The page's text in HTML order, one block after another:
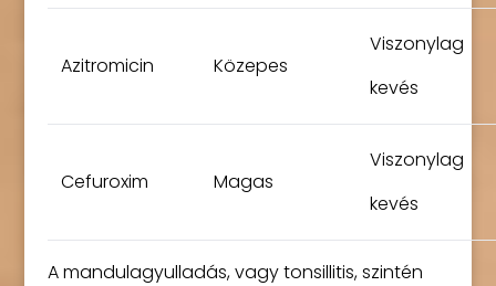
Azitromicin Közepes
Viszonylag
kevés
Cefuroxim Magas
Viszonylag
kevés
A mandulagyulladás, vagy tonsillitis, szintén